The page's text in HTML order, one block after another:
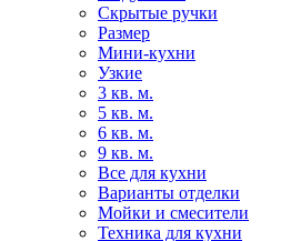
Скрытые ручки
Размер
Мини-кухни
Узкие
3 кв. м.
5 кв. м.
6 кв. м.
9 кв. м.
Все для кухни
Варианты отделки
Мойки и смесители
Техника для кухни